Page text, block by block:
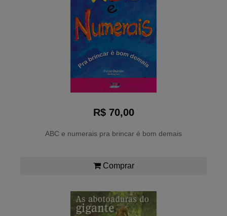
R$ 70,00
ABC e numerais pra brincar é bom demais
Comprar